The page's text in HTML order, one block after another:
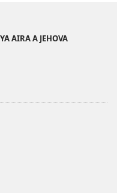
AIRA A JEHOVA